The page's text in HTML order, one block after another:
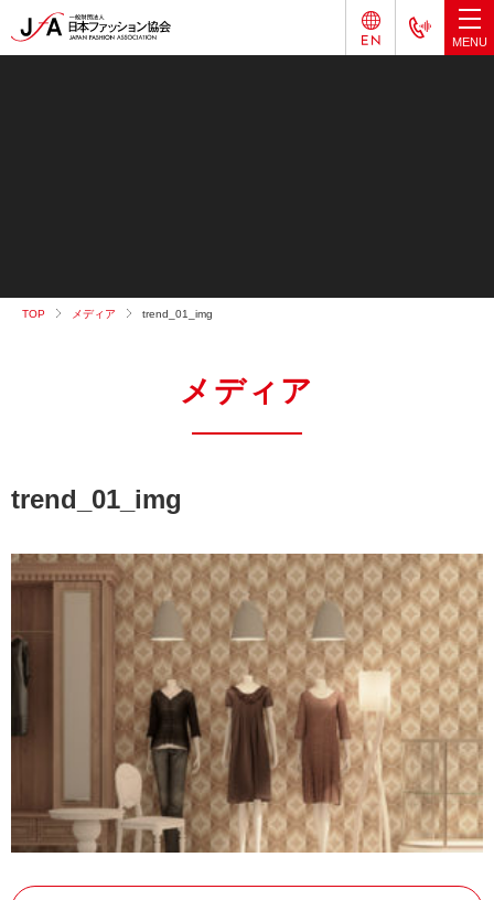
TOP メディア trend_01_img
メディア
trend_01_img